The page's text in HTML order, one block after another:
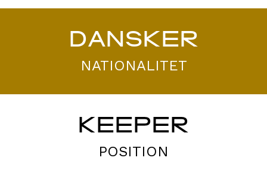
DANSKER
NATIONALITET
KEEPER
POSITION